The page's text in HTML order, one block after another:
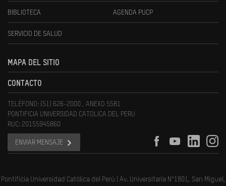
BIBLIOTECA AGENDA PUCP
SERVICIO DE SALUD
MAPA DEL SITIO
CONTACTO
TELÉFONO: (51) 626-2000 , ANEXO 5581
PONTIFICIA UNIVERSIDAD CATOLICA DEL PERU
RUC: 20155945860
ENVIAR MENSAJE
Pontificia Universidad Católica del Perú | Av. Universitaria N°1801, San Miguel,